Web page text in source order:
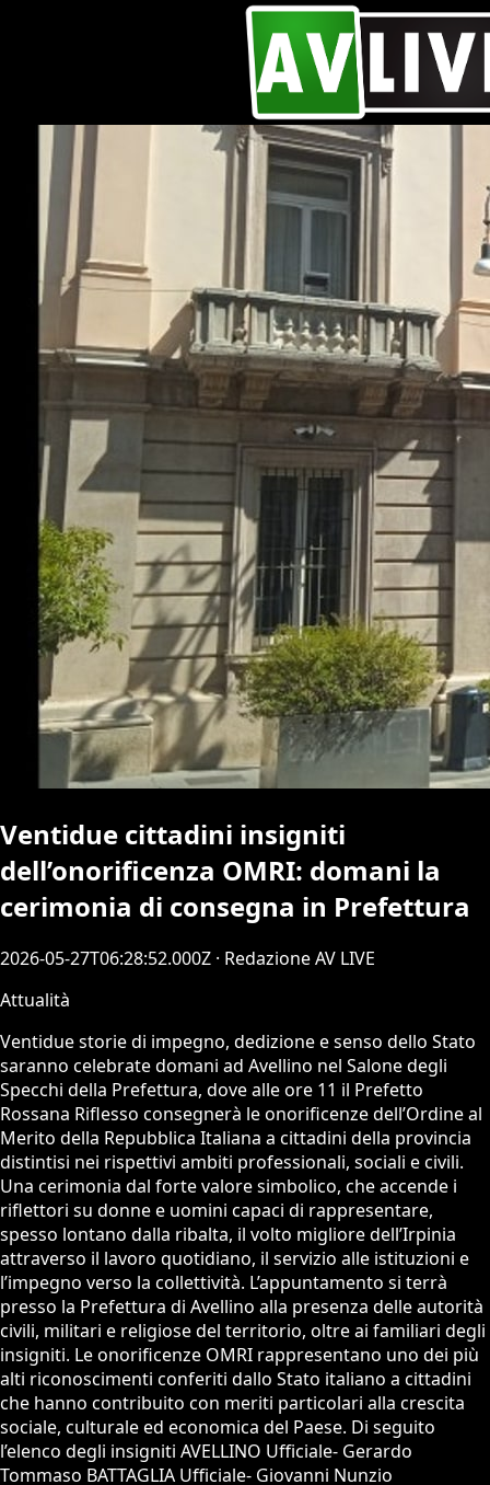
Ventidue cittadini insigniti
dell’onorificenza OMRI: domani la
cerimonia di consegna in Prefettura
2026-05-27T06:28:52.000Z · Redazione AV LIVE
Attualità
Ventidue storie di impegno, dedizione e senso dello Stato
saranno celebrate domani ad Avellino nel Salone degli
Specchi della Prefettura, dove alle ore 11 il Prefetto
Rossana Riflesso consegnerà le onorificenze dell’Ordine al
Merito della Repubblica Italiana a cittadini della provincia
distintisi nei rispettivi ambiti professionali, sociali e civili.
Una cerimonia dal forte valore simbolico, che accende i
riflettori su donne e uomini capaci di rappresentare,
spesso lontano dalla ribalta, il volto migliore dell’Irpinia
attraverso il lavoro quotidiano, il servizio alle istituzioni e
l’impegno verso la collettività. L’appuntamento si terrà
presso la Prefettura di Avellino alla presenza delle autorità
civili, militari e religiose del territorio, oltre ai familiari degli
insigniti. Le onorificenze OMRI rappresentano uno dei più
alti riconoscimenti conferiti dallo Stato italiano a cittadini
che hanno contribuito con meriti particolari alla crescita
sociale, culturale ed economica del Paese. Di seguito
l’elenco degli insigniti AVELLINO Ufficiale- Gerardo
Tommaso BATTAGLIA Ufficiale- Giovanni Nunzio